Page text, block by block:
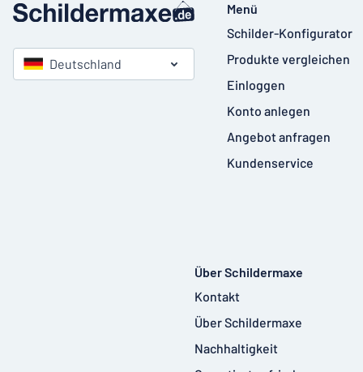
Deutschland
Menü
Schilder-Konfigurator
Produkte vergleichen
Einloggen
Konto anlegen
Angebot anfragen
Kundenservice
Über Schildermaxe
Kontakt
Über Schildermaxe
Nachhaltigkeit